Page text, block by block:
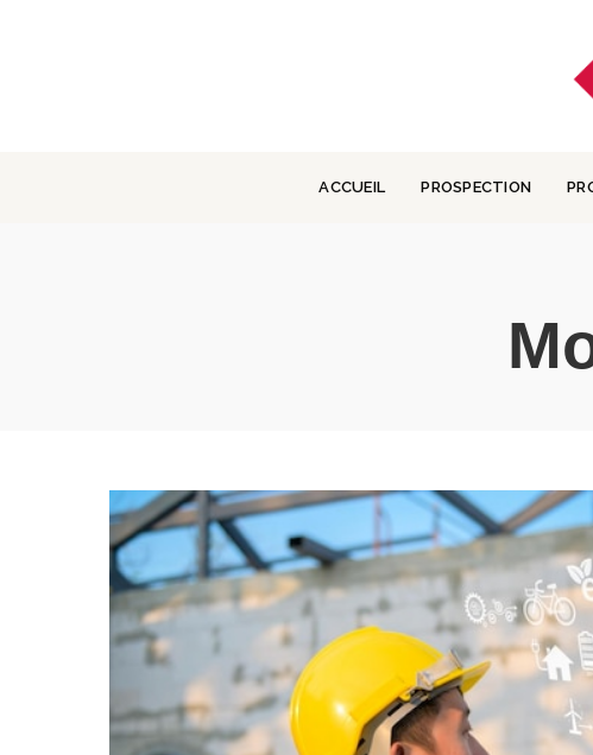
ACCUEIL PROSPECTION